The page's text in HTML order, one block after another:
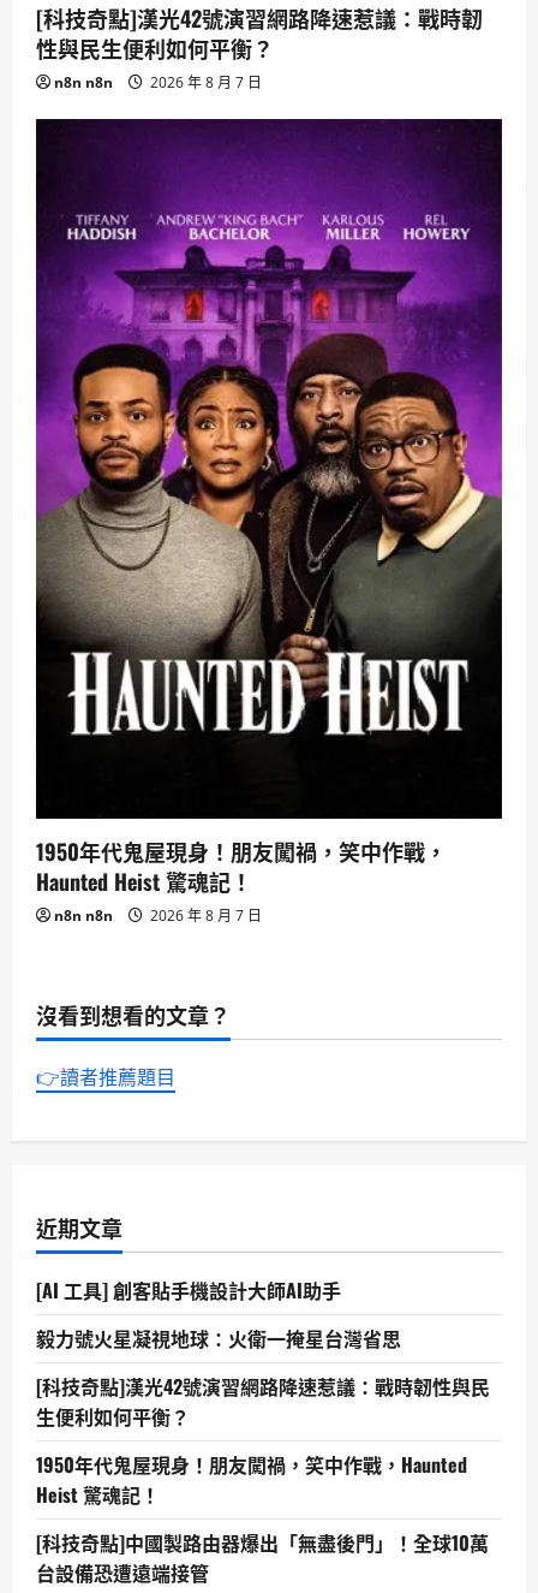
[科技奇點]漢光42號演習網路降速惹議：戰時韌
性與民生便利如何平衡？
n8n n8n 2026 年 8 月 7 日
1950年代鬼屋現身！朋友闖禍，笑中作戰，
Haunted Heist 驚魂記！
n8n n8n 2026 年 8 月 7 日
沒看到想看的文章？
👉讀者推薦題目
近期文章
[AI 工具] 創客貼手機設計大師AI助手
毅力號火星凝視地球：火衛一掩星台灣省思
[科技奇點]漢光42號演習網路降速惹議：戰時韌性與民
生便利如何平衡？
1950年代鬼屋現身！朋友闖禍，笑中作戰，Haunted
Heist 驚魂記！
[科技奇點]中國製路由器爆出「無盡後門」！全球10萬
台設備恐遭遠端接管